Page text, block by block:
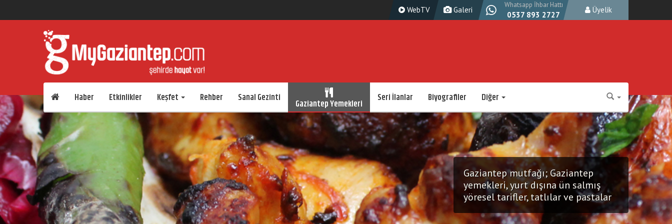
WebTV Galeri
Whatsapp İhbar Hattı
0537 893 2727
Üyelik
Haber Etkinlikler Keşfet Rehber Sanal Gezinti Gaziantep Yemekleri Seri İlanlar Biyografiler Diğer
Gaziantep mutfağı; Gaziantep
yemekleri, yurt dışına ün salmış
yöresel tarifler, tatlılar ve pastalar